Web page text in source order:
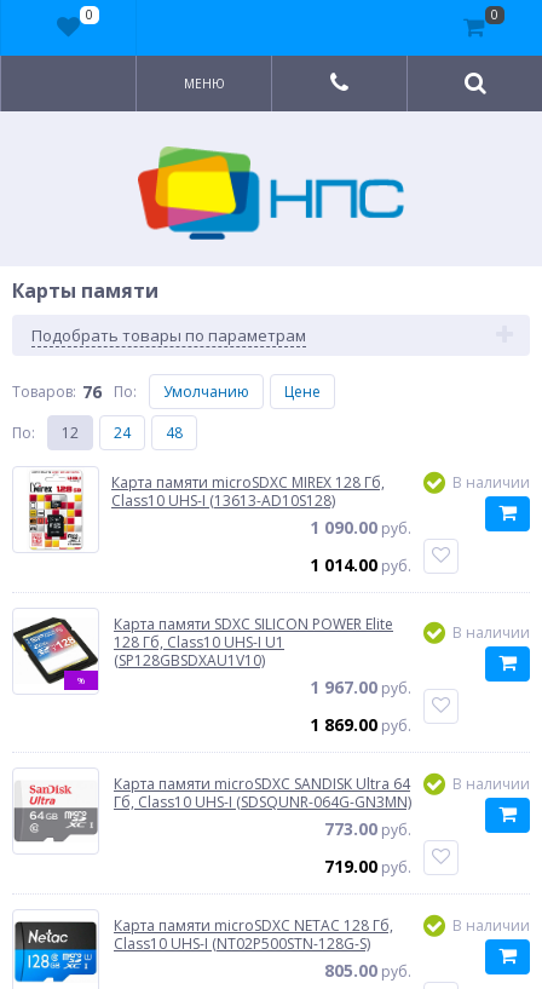
МЕНЮ
Карты памяти
Подобрать товары по параметрам
Товаров: 76 По: Умолчанию
Цене
По: 12 24 48
Карта памяти microSDXC MIREX 128 Гб,
Class10 UHS-I (13613-AD10S128)
1 090.00 руб.
1 014.00 руб.
В наличии
%
Карта памяти SDXC SILICON POWER Elite
128 Гб, Class10 UHS-I U1
(SP128GBSDXAU1V10)
1 967.00 руб.
1 869.00 руб.
В наличии
Карта памяти microSDXC SANDISK Ultra 64
Гб, Class10 UHS-I (SDSQUNR-064G-GN3MN)
773.00 руб.
719.00 руб.
В наличии
Карта памяти microSDXC NETAC 128 Гб,
Class10 UHS-I (NT02P500STN-128G-S)
805.00 руб.
В наличии
0 0